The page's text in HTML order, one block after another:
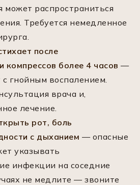
может распространиться
Требуется немедленное
после
компрессов более 4 часов —
гнойным воспалением.
врача и,
лечение.
рот, боль
с дыханием — опасные
указывать
инфекции на соседние
не медлите — звоните